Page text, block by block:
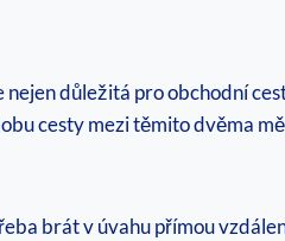
důležitá pro obchodní
cesty mezi těmito dvěma
brát v úvahu přímou